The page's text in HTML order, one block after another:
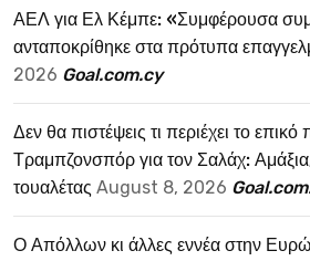
ΑΕΛ για Ελ Κέμπε: «Συμφέρουσα
ανταποκρίθηκε στα πρότυπα
2026 Goal.com.cy
Δεν θα πιστέψεις τι περιέχει το επικό
Τραμπζονσπόρ για τον Σαλάχ: Αμάξια,
τουαλέτας August 8, 2026
Ο Απόλλων κι άλλες εννέα στην